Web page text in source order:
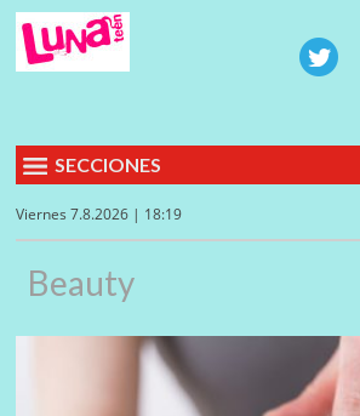
SECCIONES
Viernes 7.8.2026 | 18:19
Beauty